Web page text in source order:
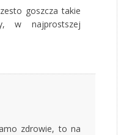
goszcza takie
w najprostszej
zdrowie, to na